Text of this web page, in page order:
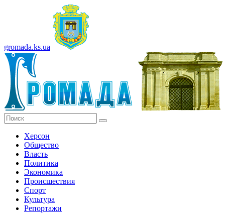
gromada.ks.ua
Херсон
Общество
Власть
Политика
Экономика
Происшествия
Спорт
Культура
Репортажи